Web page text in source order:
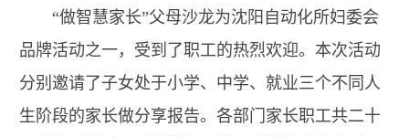
“做智慧家长”父母沙龙为沈阳自动化所妇委会
品牌活动之一，受到了职工的热烈欢迎。本次活动
分别邀请了子女处于小学、中学、就业三个不同人
生阶段的家长做分享报告。各部门家长职工共二十